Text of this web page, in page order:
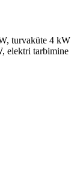
turvaküte 4 kW
elektri tarbimine